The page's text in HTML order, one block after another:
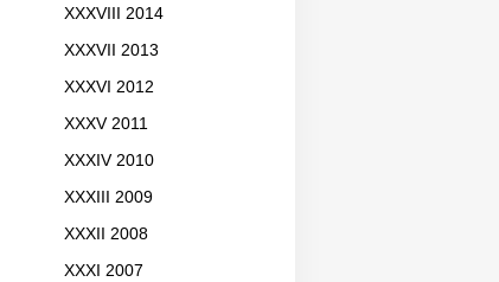
XXXVIII 2014
XXXVII 2013
XXXVI 2012
XXXV 2011
XXXIV 2010
XXXIII 2009
XXXII 2008
XXXI 2007